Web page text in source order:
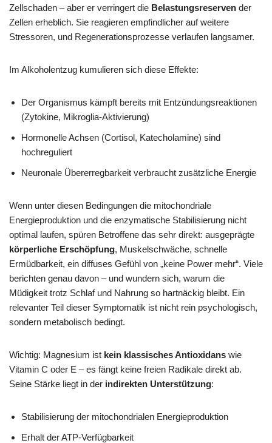
Zellschaden – aber er verringert die Belastungsreserven der
Zellen erheblich. Sie reagieren empfindlicher auf weitere
Stressoren, und Regenerationsprozesse verlaufen langsamer.
Im Alkoholentzug kumulieren sich diese Effekte:
Der Organismus kämpft bereits mit Entzündungsreaktionen
(Zytokine, Mikroglia-Aktivierung)
Hormonelle Achsen (Cortisol, Katecholamine) sind
hochreguliert
Neuronale Übererregbarkeit verbraucht zusätzliche Energie
Wenn unter diesen Bedingungen die mitochondriale
Energieproduktion und die enzymatische Stabilisierung nicht
optimal laufen, spüren Betroffene das sehr direkt: ausgeprägte
körperliche Erschöpfung, Muskelschwäche, schnelle
Ermüdbarkeit, ein diffuses Gefühl von „keine Power mehr“. Viele
berichten genau davon – und wundern sich, warum die
Müdigkeit trotz Schlaf und Nahrung so hartnäckig bleibt. Ein
relevanter Teil dieser Symptomatik ist nicht rein psychologisch,
sondern metabolisch bedingt.
Wichtig: Magnesium ist kein klassisches Antioxidans wie
Vitamin C oder E – es fängt keine freien Radikale direkt ab.
Seine Stärke liegt in der indirekten Unterstützung:
Stabilisierung der mitochondrialen Energieproduktion
Erhalt der ATP-Verfügbarkeit